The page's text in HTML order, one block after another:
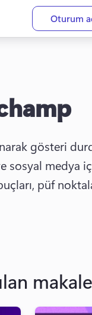
Oturum
gösteri
sosyal medya
püf